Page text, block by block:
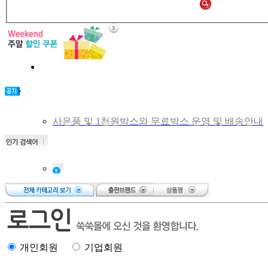
사은품 및 1천원박스와 무료박스 운영 및 배송안내
[중고샵] 명절 편의점 택배 배송안내
[중고샵] 2019년 11월 무이자 할부 안내
Science
brain
puzzle
bear
on a bike
개인회원 기업회원